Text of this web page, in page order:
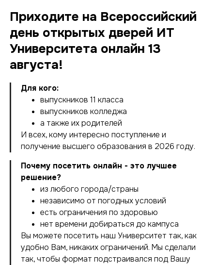
Приходите на Всероссийский
день открытых дверей ИТ
Университета онлайн 13
августа!
Для кого:
выпускников 11 класса
выпускников колледжа
а также их родителей
И всех, кому интересно поступление и
получение высшего образования в 2026 году.
Почему посетить онлайн - это лучшее
решение?
из любого города/страны
независимо от погодных условий
есть ограничения по здоровью
нет времени добираться до кампуса
Вы можете посетить наш Университет так, как
удобно Вам, никаких ограничений. Мы сделали
так, чтобы формат подстраивался под Вашу